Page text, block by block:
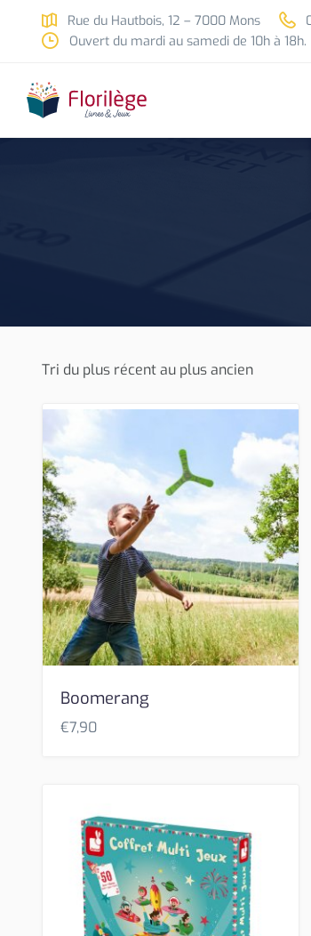
Skip to main content
Rue du Hautbois, 12 – 7000 Mons
Ouvert du mardi au samedi de 10h à 18h.
Boomerang
€7,90